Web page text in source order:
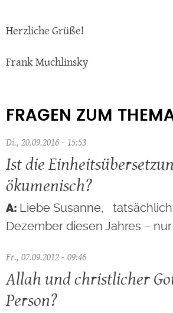
Herzliche Grüße!
Frank Muchlinsky
FRAGEN ZUM
Di., 20.09.2016 - 15:53
Ist die
ökumenisch?
Liebe Susanne,
Dezember diesen Jahres –
Fr., 07.09.2012 - 09:46
Allah und christlicher
Person?